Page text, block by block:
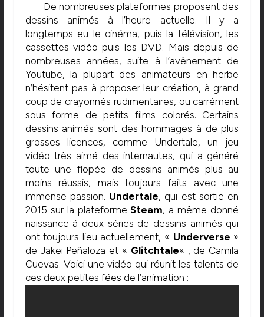
De nombreuses plateformes proposent des
dessins animés à l’heure actuelle. Il y a
longtemps eu le cinéma, puis la télévision, les
cassettes vidéo puis les DVD. Mais depuis de
nombreuses années, suite à l’avènement de
Youtube, la plupart des animateurs en herbe
n’hésitent pas à proposer leur création, à grand
coup de crayonnés rudimentaires, ou carrément
sous forme de petits films colorés. Certains
dessins animés sont des hommages à de plus
grosses licences, comme Undertale, un jeu
vidéo très aimé des internautes, qui a généré
toute une flopée de dessins animés plus au
moins réussis, mais toujours faits avec une
immense passion. Undertale, qui est sortie en
2015 sur la plateformeSteam, a même donné
naissance à deux séries de dessins animés qui
ont toujours lieu actuellement, « Underverse »
de Jakei Peñaloza et « Glitchtale« , de Camila
Cuevas. Voici une vidéo qui réunit les talents de
ces deux petites fées de l’animation :